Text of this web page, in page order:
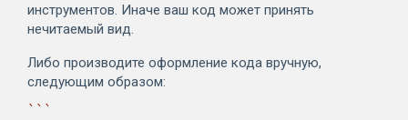
инструментов. Иначе ваш код может принять
нечитаемый вид.
Либо производите оформление кода вручную,
следующим образом:
```